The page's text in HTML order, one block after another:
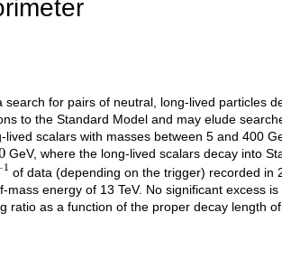
for pairs of neutral, long-lived particles
to the Standard Model and may elude
lived scalars with masses between 5 and 400
GeV, where the long-lived scalars decay into
1 of data (depending on the trigger) recorded in
mass energy of 13 TeV. No significant excess
ratio as a function of the proper decay length